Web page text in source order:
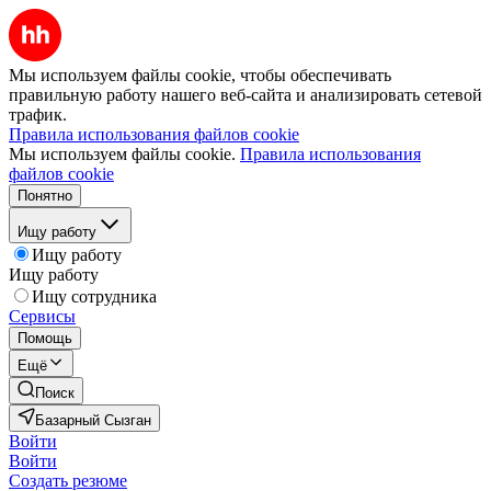
Мы используем файлы cookie, чтобы обеспечивать
правильную работу нашего веб-сайта и анализировать сетевой
трафик.
Правила использования файлов cookie
Мы используем файлы cookie. Правила использования
файлов cookie
Понятно
Ищу работу
Ищу работу
Ищу работу
Ищу сотрудника
Сервисы
Помощь
Ещё
Поиск
Базарный Сызган
Войти
Войти
Создать резюме